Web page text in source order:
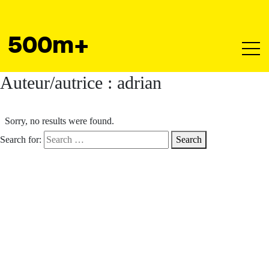
500m+
Auteur/autrice : adrian
Sorry, no results were found.
Search for:
Search